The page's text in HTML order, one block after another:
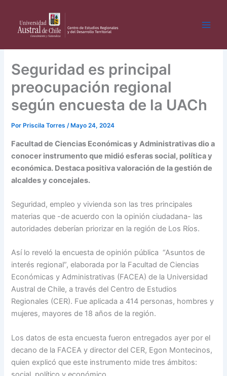
contenido
Seguridad es principal
preocupación regional
según encuesta de la UACh
Por Priscila Torres/ Mayo 24, 2024
Facultad de Ciencias Económicas y Administrativas dio a
conocer instrumento que midió esferas social, política y
económica. Destaca positiva valoración de la gestión de
alcaldes y concejales.
Seguridad, empleo y vivienda son las tres principales
materias que -de acuerdo con la opinión ciudadana- las
autoridades deberían priorizar en la región de Los Ríos.
Así lo reveló la encuesta de opinión pública “Asuntos de
interés regional”, elaborada por la Facultad de Ciencias
Económicas y Administrativas (FACEA) de la Universidad
Austral de Chile, a través del Centro de Estudios
Regionales (CER). Fue aplicada a 414 personas, hombres y
mujeres, mayores de 18 años de la región.
Los datos de esta encuesta fueron entregados ayer por el
decano de la FACEA y director del CER, Egon Montecinos,
quien explicó que este instrumento mide tres ámbitos: